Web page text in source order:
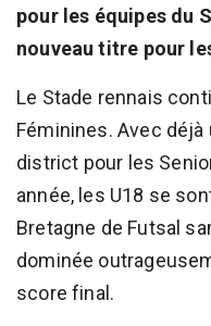
pour les équipes du
nouveau titre pour
Le Stade rennais
Féminines. Avec
district pour les
année, les U18 se
Bretagne de Futsal
dominée
score final.